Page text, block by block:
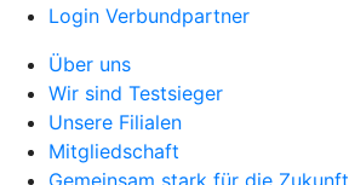
Login Verbundpartner
Über uns
Wir sind Testsieger
Unsere Filialen
Mitgliedschaft
Gemeinsam stark für die Zukunft